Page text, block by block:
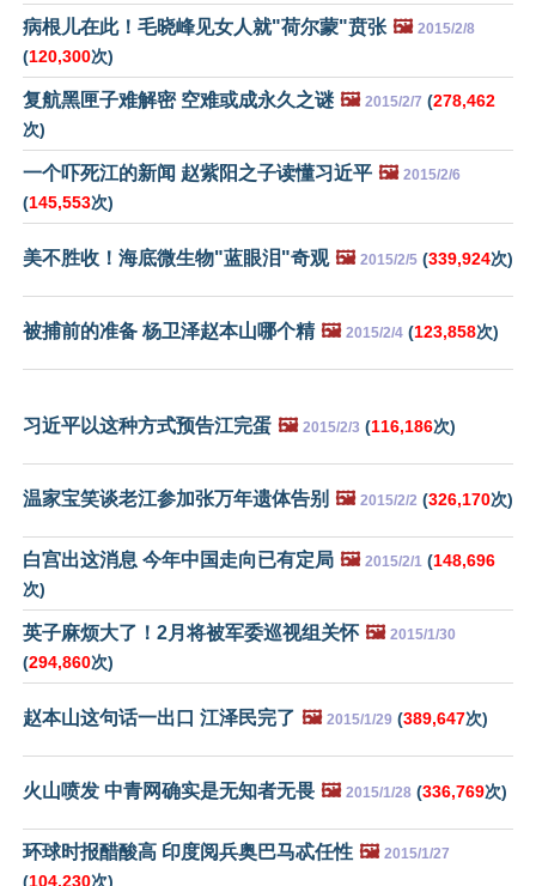
病根儿在此！毛晓峰见女人就"荷尔蒙"贲张 🖼️ 2015/2/8
(120,300次)
复航黑匣子难解密 空难或成永久之谜 🖼️ 2015/2/7 (278,462
次)
一个吓死江的新闻 赵紫阳之子读懂习近平 🖼️ 2015/2/6
(145,553次)
美不胜收！海底微生物"蓝眼泪"奇观 🖼️ 2015/2/5 (339,924次)
被捕前的准备 杨卫泽赵本山哪个精 🖼️ 2015/2/4 (123,858次)
习近平以这种方式预告江完蛋 🖼️ 2015/2/3 (116,186次)
温家宝笑谈老江参加张万年遗体告别 🖼️ 2015/2/2 (326,170次)
白宫出这消息 今年中国走向已有定局 🖼️ 2015/2/1 (148,696
次)
英子麻烦大了！2月将被军委巡视组关怀 🖼️ 2015/1/30
(294,860次)
赵本山这句话一出口 江泽民完了 🖼️ 2015/1/29 (389,647次)
火山喷发 中青网确实是无知者无畏 🖼️ 2015/1/28 (336,769次)
环球时报醋酸高 印度阅兵奥巴马忒任性 🖼️ 2015/1/27
(104,230次)